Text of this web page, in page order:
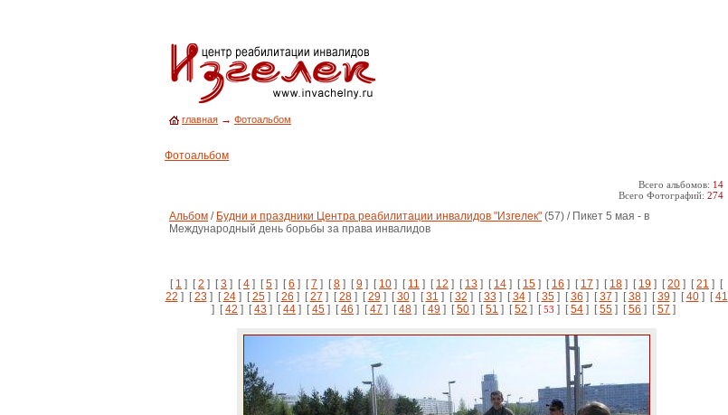
главная → Фотоальбом
Фотоальбом
Всего альбомов: 14
Всего Фотографий: 274
Альбом / Будни и праздники Центра реабилитации инвалидов "Изгелек" (57) / Пикет 5 мая - в
Международный день борьбы за права инвалидов
[ 1 ] [2 ] [3 ] [4 ] [5 ] [6 ] [7 ] [8 ] [9 ] [ 10 ] [ 11 ] [ 12 ] [ 13 ] [ 14 ] [ 15 ] [ 16 ] [ 17 ] [ 18 ] [ 19 ] [20 ] [21 ] [
22 ] [23 ] [24] [25] [26 ] [27 ] [28] [29 ] [30] [31 ] [32 ] [33 ] [34] [35] [36 ] [37 ] [38] [39 ] [40] [41
] [42 ] [43 ] [44 ] [45 ] [46 ] [47 ] [48 ] [49 ] [50 ] [51 ] [52 ] [53 ] [54 ] [55 ] [56 ] [57 ]